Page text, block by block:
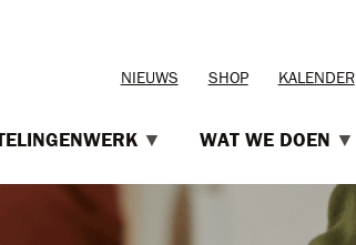
TOPMENU
NIEUWS SHOP KALENDER
WAT WE DOEN